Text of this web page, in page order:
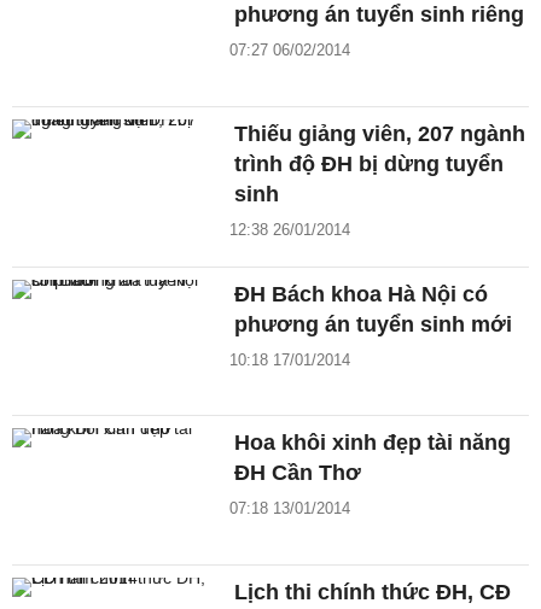
phương án tuyển sinh riêng
07:27 06/02/2014
Thiếu giảng viên, 207 ngành
trình độ ĐH bị dừng tuyển
sinh
12:38 26/01/2014
ĐH Bách khoa Hà Nội có
phương án tuyển sinh mới
10:18 17/01/2014
Hoa khôi xinh đẹp tài năng
ĐH Cần Thơ
07:18 13/01/2014
Lịch thi chính thức ĐH, CĐ